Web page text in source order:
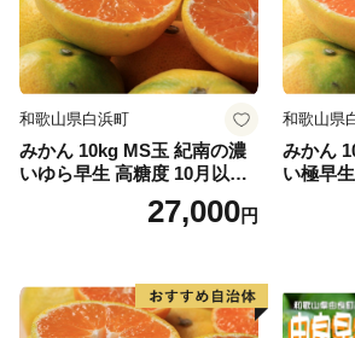
和歌山県白浜町
みかん 10kg MS玉 紀南の濃
いゆら早生 高糖度 10月以降
発送 マルチ被覆栽培27,000円
和歌山県
みかん
い極早
以降発